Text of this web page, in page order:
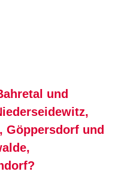
und
Göppersdorf und